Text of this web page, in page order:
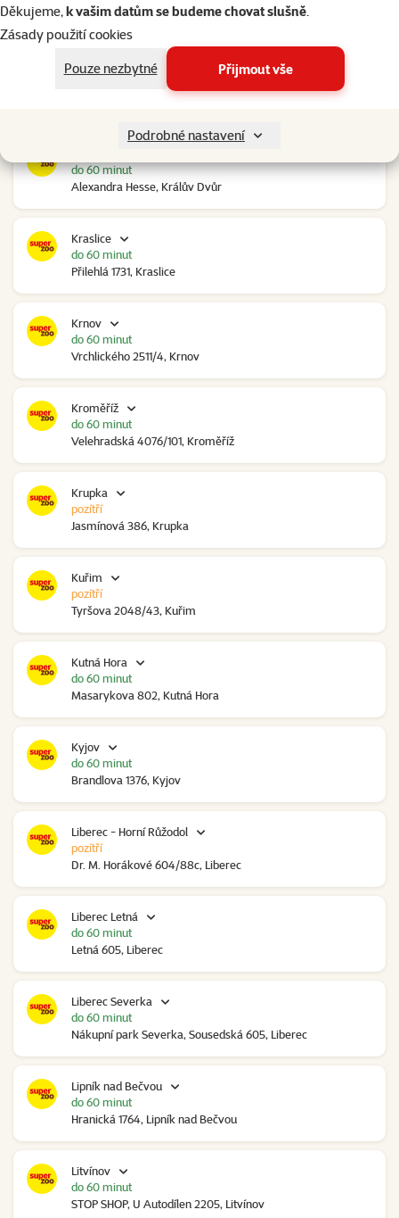
Děkujeme,k vašim datům se budeme chovat slušně.
Zásady použití cookies
Pouze nezbytné
Přijmout vše
Podrobné nastavení
Ovčáry 304, Ovčáry
Kozomín
Alexandra Hesse, Králův Dvůr
do 60 minut
Kraslice
Přilehlá 1731, Kraslice
do 60 minut
Krnov
Vrchlického 2511/4, Krnov
do 60 minut
Kroměříž
Velehradská 4076/101, Kroměříž
do 60 minut
Krupka
Jasmínová 386, Krupka
pozítří
Kuřim
Tyršova 2048/43, Kuřim
pozítří
Kutná Hora
Masarykova 802, Kutná Hora
do 60 minut
Kyjov
Brandlova 1376, Kyjov
do 60 minut
Liberec - Horní Růžodol
Dr. M. Horákové 604/88c, Liberec
pozítří
Liberec Letná
Letná 605, Liberec
do 60 minut
Liberec Severka
Nákupní park Severka, Sousedská 605, Liberec
do 60 minut
Lipník nad Bečvou
Hranická 1764, Lipník nad Bečvou
do 60 minut
Litvínov
STOP SHOP, U Autodílen 2205, Litvínov
do 60 minut